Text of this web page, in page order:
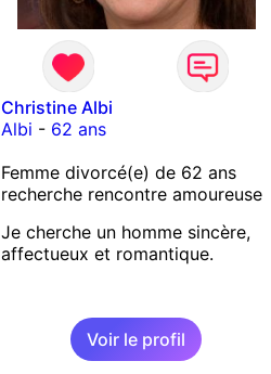
Christine Albi
Albi - 62 ans
Femme divorcé(e) de 62 ans
recherche rencontre amoureuse
Je cherche un homme sincère,
affectueux et romantique.
Voir le profil